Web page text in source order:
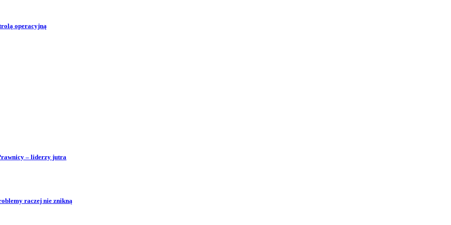
operacyjną
– liderzy jutra
raczej nie znikną